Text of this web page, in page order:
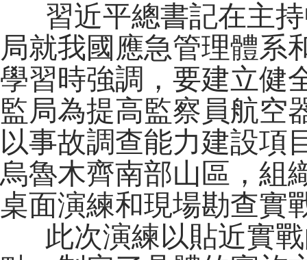
習近平總書記在主
局就我國應急管理體系
學習時強調，要建立健
監局為提高監察員航空
以事故調查能力建設項
烏魯木齊南部山區，組
桌面演練和現場勘查實
此次演練以貼近實戰
式